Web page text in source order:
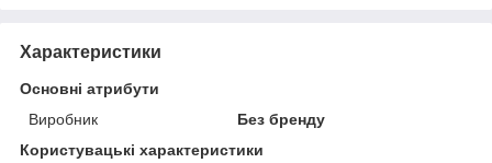
Характеристики
Основні атрибути
Виробник
Без бренду
Користувацькі характеристики